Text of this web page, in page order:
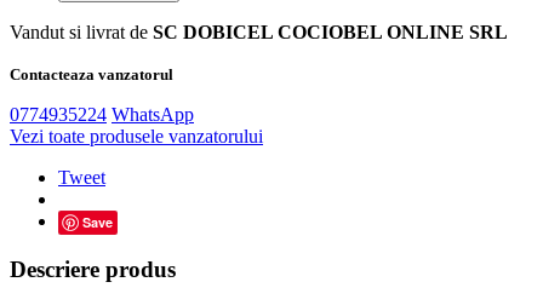
Vandut si livrat de SC DOBICEL COCIOBEL ONLINE SRL
Contacteaza vanzatorul
0774935224 WhatsApp
Vezi toate produsele vanzatorului
Tweet
Save
Descriere produs